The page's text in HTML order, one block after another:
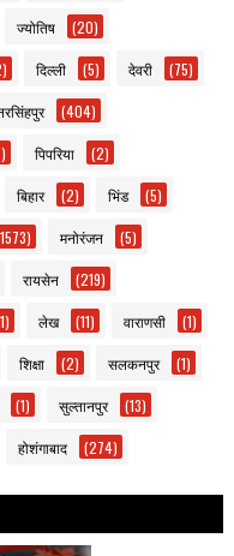
ज्योतिष (20)
दिल्ली (5) देवरी (75)
(404)
पिपरिया (2)
बिहार (2) भिंड (5)
मनोरंजन (5)
रायसेन (219)
लेख (11) वाराणसी (1)
शिक्षा (2) सलकनपुर (1)
(1) सुल्तानपुर (13)
होशंगाबाद (274)